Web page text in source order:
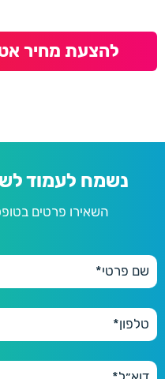
להצעת מחיר
נשמח לעמוד
השאירו פרטים